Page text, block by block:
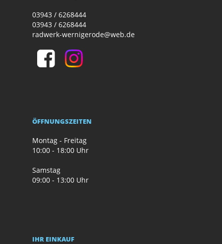
03943 / 6268444
03943 / 6268444
radwerk-wernigerode@web.de
ÖFFNUNGSZEITEN
Montag - Freitag
10:00 - 18:00 Uhr
Samstag
09:00 - 13:00 Uhr
IHR EINKAUF